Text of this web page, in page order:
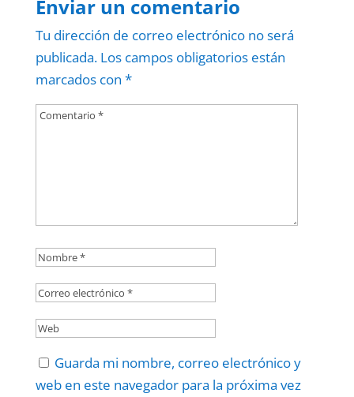
Enviar un comentario
Tu dirección de correo electrónico no será
publicada. Los campos obligatorios están
marcados con *
Guarda mi nombre, correo electrónico y
web en este navegador para la próxima vez